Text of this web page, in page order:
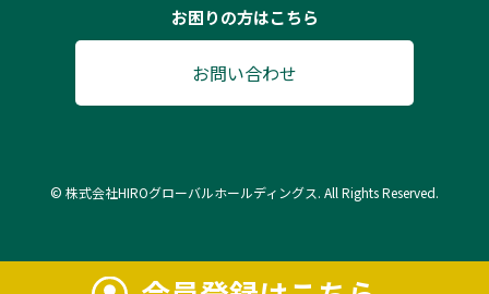
お困りの方はこちら
お問い合わせ
© 株式会社HIROグローバルホールディングス. All Rights Reserved.